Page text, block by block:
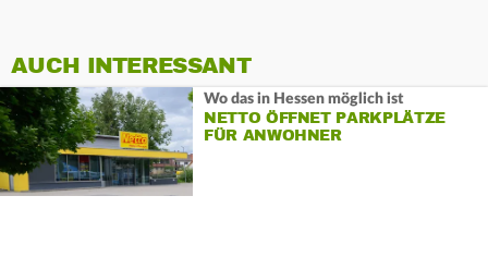
AUCH INTERESSANT
Wo das in Hessen möglich ist
NETTO ÖFFNET PARKPLÄTZE
FÜR ANWOHNER